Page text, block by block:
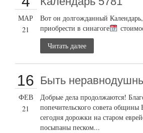
МАР
21
Вот он долгожданный
приобрести в синагоге
Читать далее
16
ФЕВ
21
Быть
Добрые дела продолжаются!
попечительского совета
сегодня дорожки на старом
посыпаны песком...